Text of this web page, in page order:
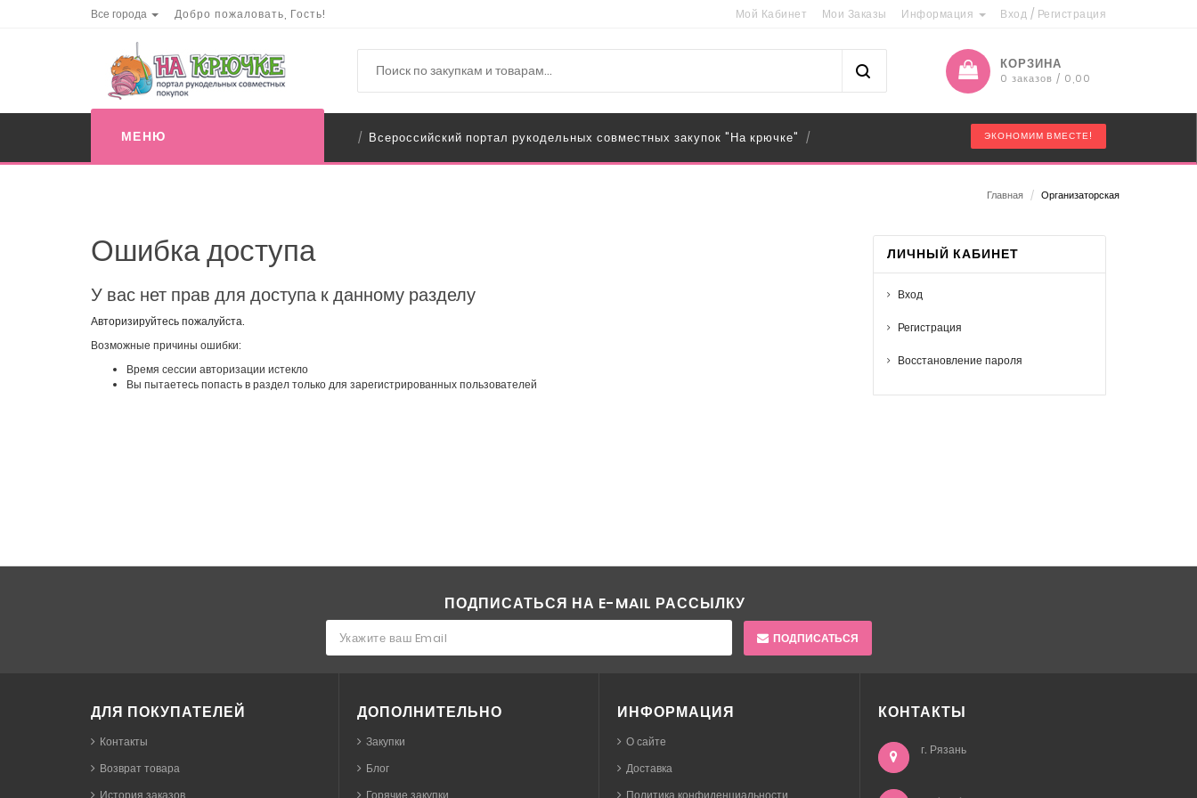
Все города Добро пожаловать, Гость! Мой Кабинет Мои Заказы Информация Вход / Регистрация
КОРЗИНА
0 заказов / 0,00
МЕНЮ / Всероссийский портал рукодельных совместных закупок "На крючке" / ЭКОНОМИМ ВМЕСТЕ!
Главная / Организаторская
Ошибка доступа
У вас нет прав для доступа к данному разделу
Авторизируйтесь пожалуйста.
Возможные причины ошибки:
Время сессии авторизации истекло
Вы пытаетесь попасть в раздел только для зарегистрированных пользователей
ЛИЧНЫЙ КАБИНЕТ
Вход
Регистрация
Восстановление пароля
ПОДПИСАТЬСЯ НА E-MAIL РАССЫЛКУ
ПОДПИСАТЬСЯ
ДЛЯ ПОКУПАТЕЛЕЙ
Контакты
Возврат товара
История заказов
ДОПОЛНИТЕЛЬНО
Закупки
Блог
Горячие закупки
ИНФОРМАЦИЯ
О сайте
Доставка
Политика конфиденциальности
КОНТАКТЫ
г. Рязань